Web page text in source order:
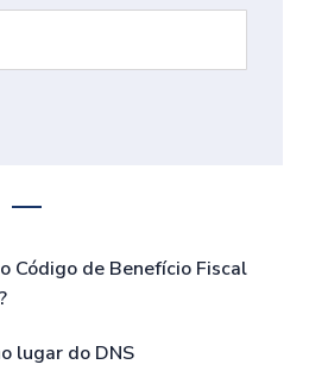
Código de Benefício Fiscal
lugar do DNS